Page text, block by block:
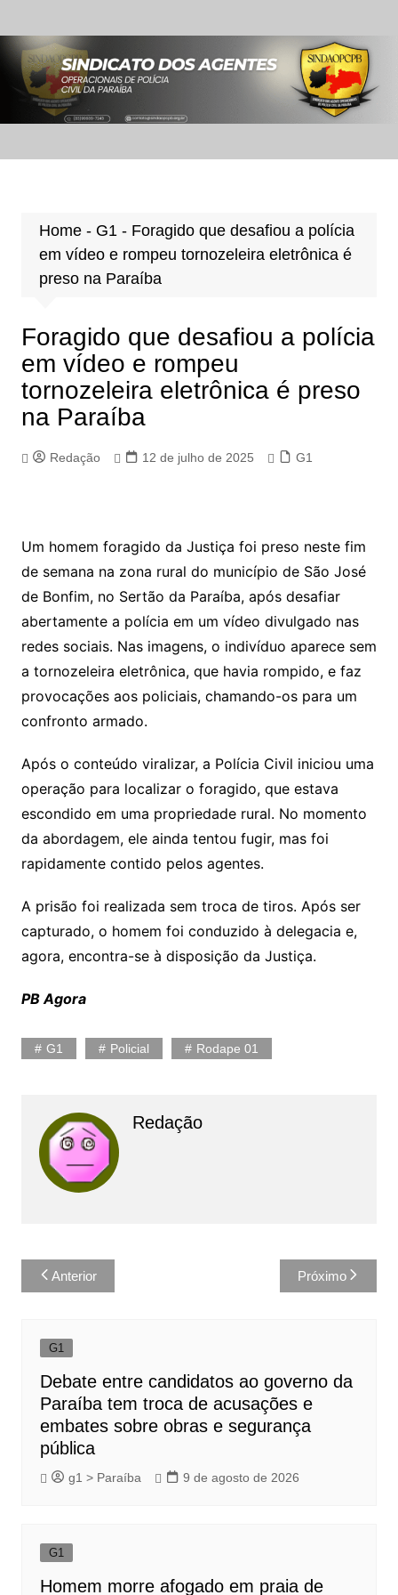
para
conteúdo
Home- G1 - Foragido que desafiou a polícia
em vídeo e rompeu tornozeleira eletrônica é
preso na Paraíba
Foragido que desafiou a polícia
em vídeo e rompeu
tornozeleira eletrônica é preso
na Paraíba
Redação 12 de julho de 2025 G1
Um homem foragido da Justiça foi preso neste fim
de semana na zona rural do município de São José
de Bonfim, no Sertão da Paraíba, após desafiar
abertamente a polícia em um vídeo divulgado nas
redes sociais. Nas imagens, o indivíduo aparece sem
a tornozeleira eletrônica, que havia rompido, e faz
provocações aos policiais, chamando-os para um
confronto armado.
Após o conteúdo viralizar, a Polícia Civil iniciou uma
operação para localizar o foragido, que estava
escondido em uma propriedade rural. No momento
da abordagem, ele ainda tentou fugir, mas foi
rapidamente contido pelos agentes.
A prisão foi realizada sem troca de tiros. Após ser
capturado, o homem foi conduzido à delegacia e,
agora, encontra-se à disposição da Justiça.
PB Agora
G1 Policial Rodape 01
Redação
Navegação
de
Anterior Próximo
G1
Debate entre candidatos ao governo da
Paraíba tem troca de acusações e
embates sobre obras e segurança
pública
g1 > Paraíba 9 de agosto de 2026
G1
Homem morre afogado em praia de